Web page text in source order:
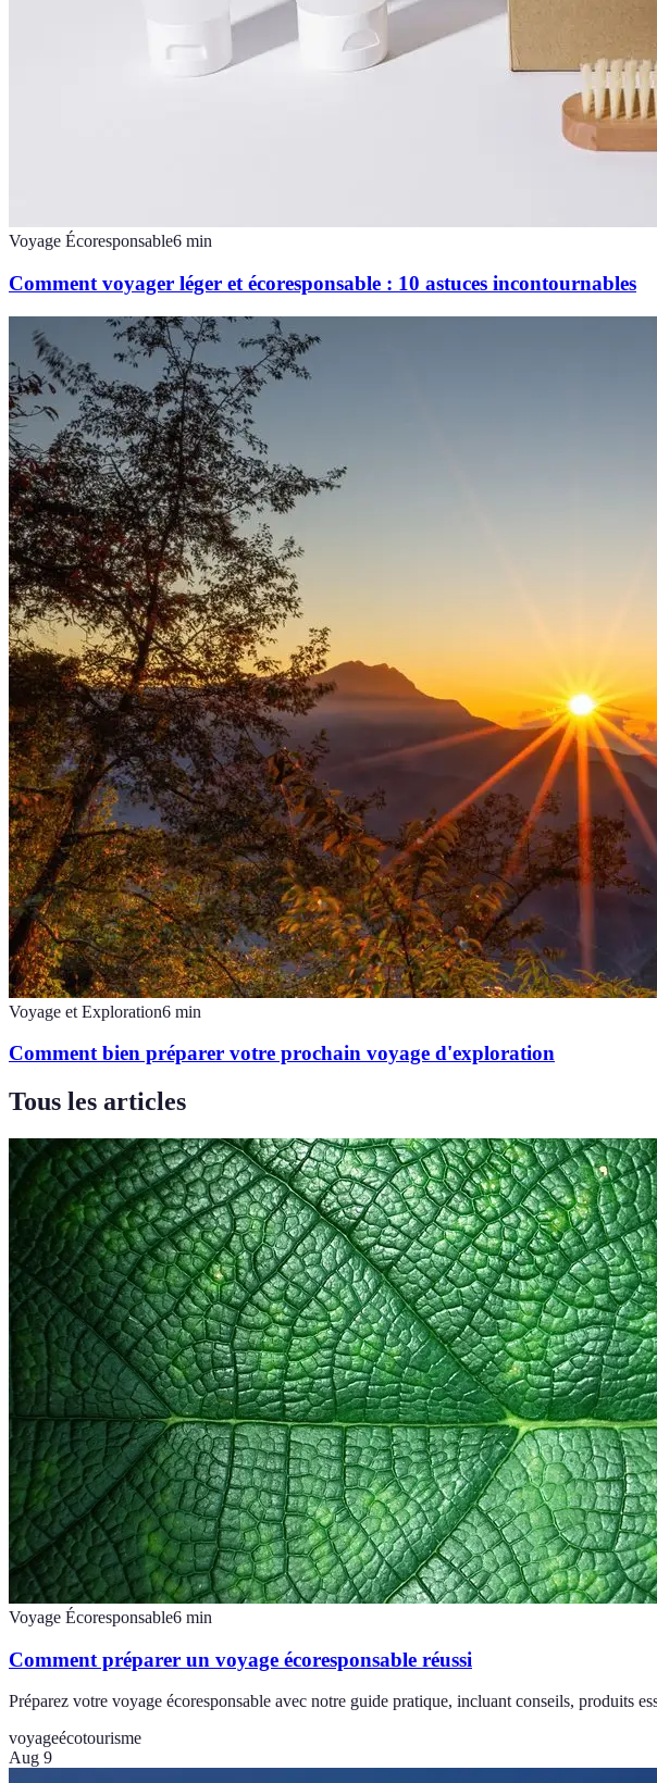
Voyage Écoresponsable6 min
Comment voyager léger et écoresponsable : 10 astuces incontournables
Voyage et Exploration6 min
Comment bien préparer votre prochain voyage d'exploration
Tous les articles
Voyage Écoresponsable6 min
Comment préparer un voyage écoresponsable réussi
Préparez votre voyage écoresponsable avec notre guide pratique, incluant conseils, produits
voyageécotourisme
Aug 9